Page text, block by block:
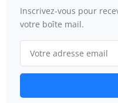
Inscrivez-vous pour
votre boîte mail.